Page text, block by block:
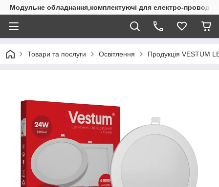
Модульне обладнання,комплектуючі для електро-проводки
Товари та послуги Освітлення Продукція VESTUM